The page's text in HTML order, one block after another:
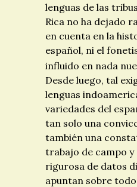
lenguas de las
Rica no ha dejado
en cuenta en la
español, ni el
influido en nada
Desde luego, tal
lenguas
variedades del
tan solo una
también una
trabajo de campo
rigurosa de datos
apuntan sobre